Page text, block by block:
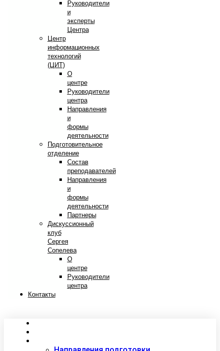
Руководители
и
эксперты
Центра
Центр
информационных
технологий
(ЦИТ)
О
центре
Руководители
центра
Направления
и
формы
деятельности
Подготовительное
отделение
Состав
преподавателей
Направления
и
формы
деятельности
Партнеры
Дискуссионный
клуб
Сергея
Сопелева
О
центре
Руководители
центра
Контакты